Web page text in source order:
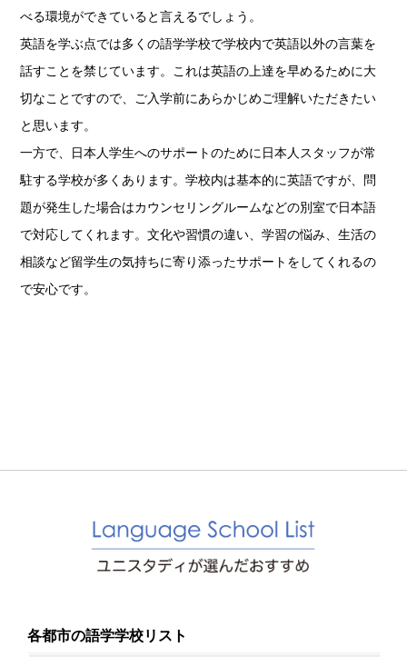
べる環境ができていると言えるでしょう。
英語を学ぶ点では多くの語学学校で学校内で英語以外の言葉を
話すことを禁じています。これは英語の上達を早めるために大
切なことですので、ご入学前にあらかじめご理解いただきたい
と思います。
一方で、日本人学生へのサポートのために日本人スタッフが常
駐する学校が多くあります。学校内は基本的に英語ですが、問
題が発生した場合はカウンセリングルームなどの別室で日本語
で対応してくれます。文化や習慣の違い、学習の悩み、生活の
相談など留学生の気持ちに寄り添ったサポートをしてくれるの
で安心です。
各都市の語学学校リスト